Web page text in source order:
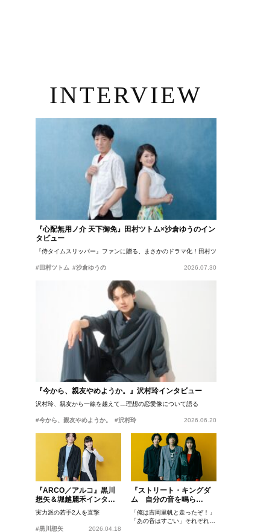
INTERVIEW
『心配無用ノ介 天下御免』田村ツトム×沙倉ゆうのイン
タビュー
『侍タイムスリッパー』ファンに贈る、まさかのドラマ化！田村ツトム×沙倉ゆうのが語
#田村ツトム #沙倉ゆうの 2026.07.30
『今から、親友やめようか。』沢村玲インタビュー
沢村玲、親友から一線を越えて…理想の恋愛像について語る
#今から、親友やめようか。 #沢村玲 2026.06.20
『ARCO／アルコ』黒川
想矢＆堀越麗禾インタビ
ュー
実力派の若手2人を直撃
#黒川想矢 2026.04.18
『ストリート・キングダ
ム 自分の音を鳴ら
せ。』峯田和伸、若葉竜
也、吉岡里帆インタビュ
ー
「俺は吉岡里帆と走ったぞ！」
「あの音はすごい」それぞれの